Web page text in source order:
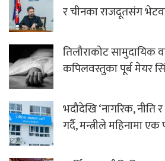
र चीनका राजदूतसंग
तिलौराकोट सामुदायिक
कपिलवस्तुका पूर्ब मेयर
भदौदेखि ‘नागरिक, नीति
गर्दै, मन्त्रीले महिनामा एक